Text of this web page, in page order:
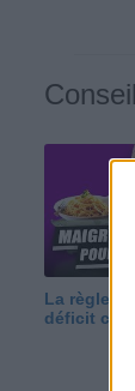
La règle
déficit